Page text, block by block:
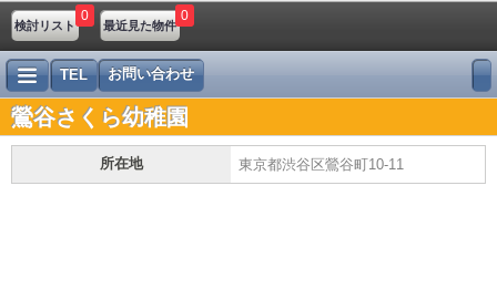
検討リスト
0
最近見た物件
0
TEL お問い合わせ
鶯谷さくら幼稚園
所在地 東京都渋谷区鶯谷町10-11